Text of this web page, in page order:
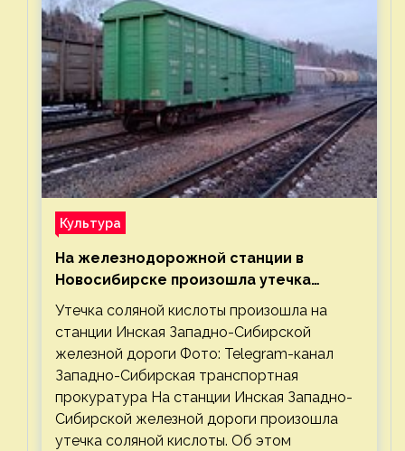
Культура
На железнодорожной станции в
Новосибирске произошла утечка
соляной кислоты
Утечка соляной кислоты произошла на
станции Инская Западно-Сибирской
железной дороги Фото: Telegram-канал
Западно-Сибирская транспортная
прокуратура На станции Инская Западно-
Сибирской железной дороги произошла
утечка соляной кислоты. Об этом